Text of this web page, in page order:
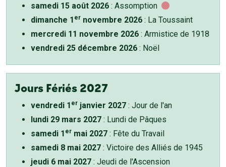
samedi 15 août 2026 : Assomption
dimanche 1 er novembre 2026 : La Toussaint
mercredi 11 novembre 2026 : Armistice de 1918
vendredi 25 décembre 2026 : Noël
Jours Fériés 2027
vendredi 1 er janvier 2027 : Jour de l'an
lundi 29 mars 2027 : Lundi de Pâques
samedi 1 er mai 2027 : Fête du Travail
samedi 8 mai 2027 : Victoire des Alliés de 1945
jeudi 6 mai 2027 : Jeudi de l'Ascension